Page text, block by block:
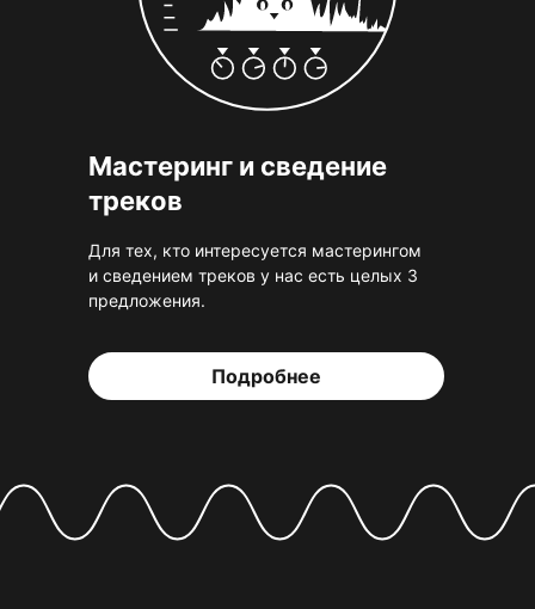
Мастеринг и сведение
треков
Для тех, кто интересуется мастерингом
и сведением треков у нас есть целых 3
предложения.
Подробнее